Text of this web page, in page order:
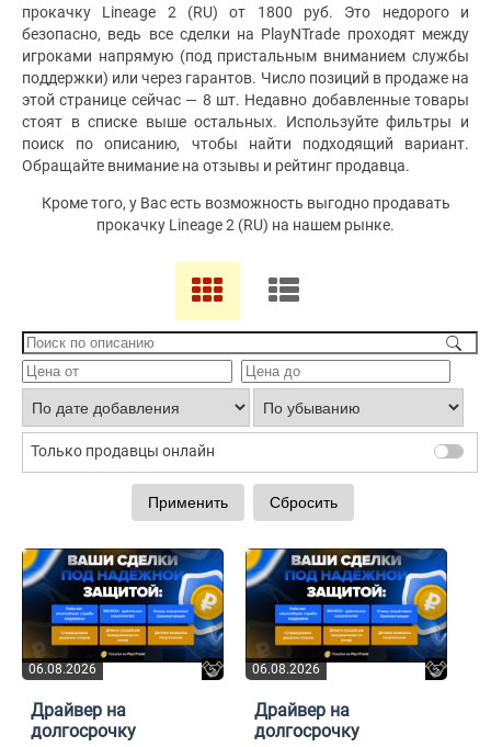
прокачку Lineage 2 (RU) от 1800 руб. Это недорого и
безопасно, ведь все сделки на PlayNTrade проходят между
игроками напрямую (под пристальным вниманием службы
поддержки) или через гарантов. Число позиций в продаже на
этой странице сейчас — 8 шт. Недавно добавленные товары
стоят в списке выше остальных. Используйте фильтры и
поиск по описанию, чтобы найти подходящий вариант.
Обращайте внимание на отзывы и рейтинг продавца.
Кроме того, у Вас есть возможность выгодно продавать
прокачку Lineage 2 (RU) на нашем рынке.
Только продавцы онлайн
06.08.2026
Драйвер на
долгосрочку
06.08.2026
Драйвер на
долгосрочку